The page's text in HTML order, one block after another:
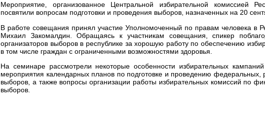
Мероприятие, организованное Центральной избирательной комиссией
посвятили вопросам подготовки и проведения выборов, назначенных на 20
В работе совещания принял участие Уполномоченный по правам человека в
Михаил Закомалдин. Обращаясь к участникам совещания, спикер
организаторов выборов в республике за хорошую работу по обеспечению
в том числе граждан с ограниченными возможностями здоровья.
На семинаре рассмотрели некоторые особенности избирательных
мероприятия календарных планов по подготовке и проведению федеральных,
выборов, а также вопросы организации работы избирательных комиссий по
выборов.